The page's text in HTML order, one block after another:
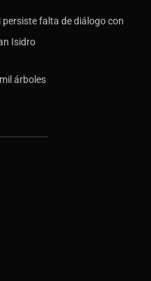
falta de diálogo con
Isidro
árboles